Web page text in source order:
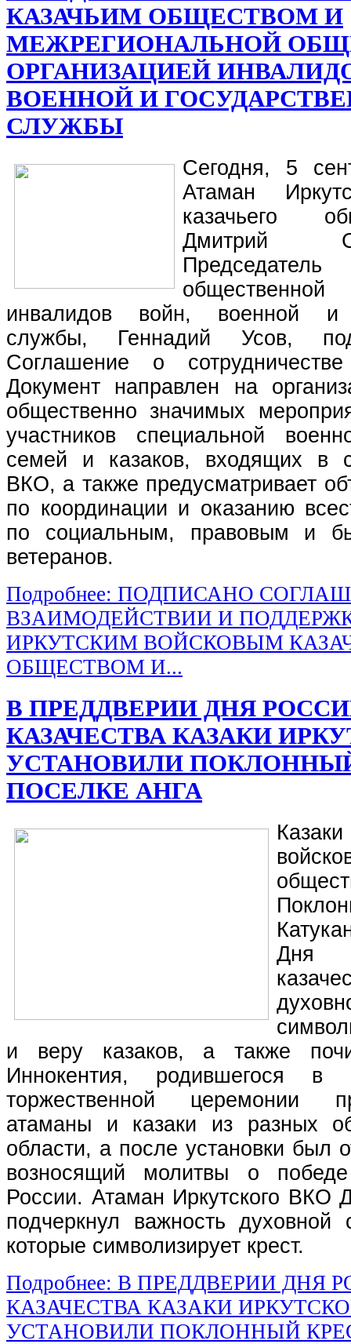
КАЗАЧЬИМ ОБЩЕСТВОМ И
МЕЖРЕГИОНАЛЬНОЙ
ОРГАНИЗАЦИЕЙ
ВОЕННОЙ И
СЛУЖБЫ
Сегодня, 5
Атаман
казачьего
Дмитрий
Председатель
инвалидов войн, военной и
службы, Геннадий Усов,
Соглашение о
Документ направлен на
общественно значимых
участников специальной
семей и казаков, входящих в
ВКО, а также предусматривает
по координации и оказанию
по социальным, правовым и
ветеранов.
Подробнее: ПОДПИСАНО
ВЗАИМОДЕЙСТВИИ И
ИРКУТСКИМ ВОЙСКОВЫМ
ОБЩЕСТВОМ И...
В ПРЕДДВЕРИИ ДНЯ
КАЗАЧЕСТВА КАЗАКИ
УСТАНОВИЛИ
ПОСЕЛКЕ АНГА
Дня
и веру казаков, а также
Иннокентия, родившегося
торжественной церемонии
атаманы и казаки из разных
области, а после установки был
возносящий молитвы о
России. Атаман Иркутского ВКО
подчеркнул важность
которые символизирует крест.
Подробнее: В ПРЕДДВЕРИИ ДНЯ
КАЗАЧЕСТВА КАЗАКИ
УСТАНОВИЛИ ПОКЛОННЫЙ